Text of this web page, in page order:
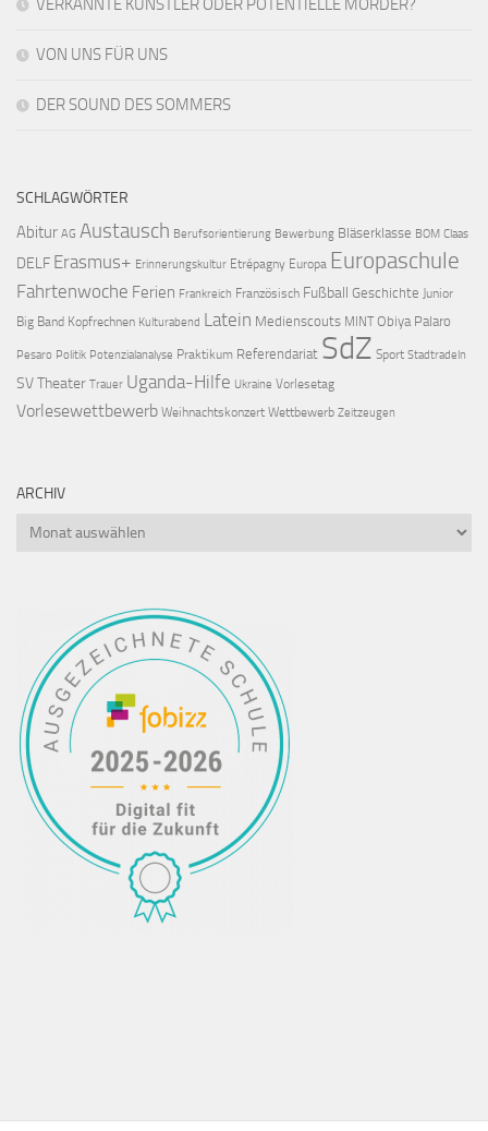
VERKANNTE KÜNSTLER ODER POTENTIELLE MÖRDER?
VON UNS FÜR UNS
DER SOUND DES SOMMERS
SCHLAGWÖRTER
Abitur AG Austausch Berufsorientierung Bewerbung Bläserklasse BOM Claas
DELF Erasmus+ Erinnerungskultur Etrépagny Europa Europaschule
Fahrtenwoche Ferien Frankreich Französisch Fußball Geschichte Junior
Big Band Kopfrechnen Kulturabend Latein Medienscouts MINT Obiya Palaro
Pesaro Politik Potenzialanalyse Praktikum Referendariat SdZ Sport Stadtradeln
SVTheater Trauer Uganda-Hilfe Ukraine Vorlesetag
Vorlesewettbewerb Weihnachtskonzert Wettbewerb Zeitzeugen
ARCHIV